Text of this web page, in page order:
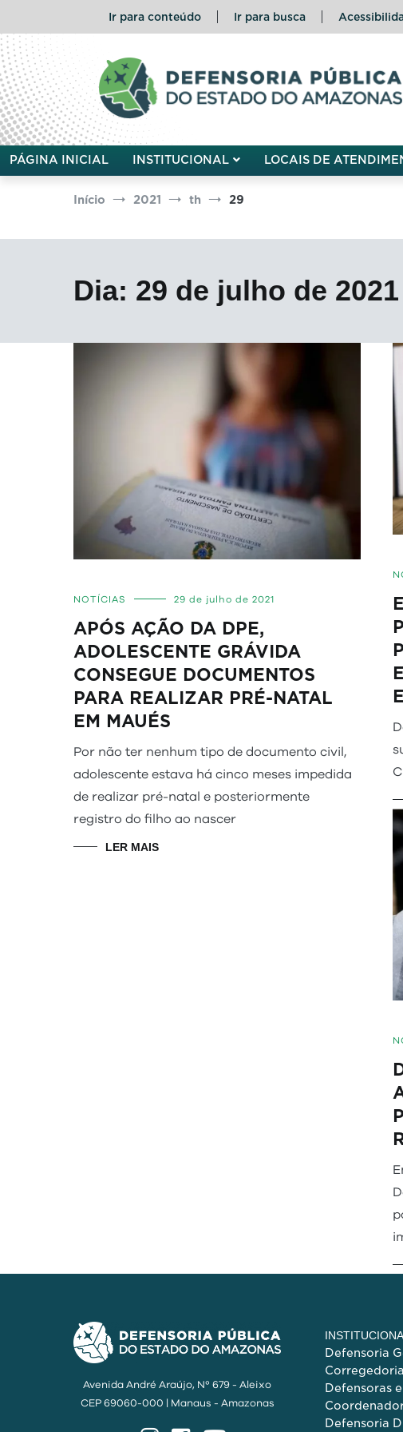
o
conteúdo
Ir para conteúdo Ir para busca
Defensoria Pública do Estado do
PÁGINA INICIAL INSTITUCIONAL LOCAIS DE
Início 2021 th 29
Dia: 29 de julho de 2021
NOTÍCIAS 29 de julho de 2021
APÓS AÇÃO DA DPE,
ADOLESCENTE GRÁVIDA
CONSEGUE DOCUMENTOS
PARA REALIZAR PRÉ-NATAL
EM MAUÉS
Por não ter nenhum tipo de documento civil,
adolescente estava há cinco meses impedida
de realizar pré-natal e posteriormente
registro do filho ao nascer
LER MAIS
Avenida André Araújo, Nº 679 - Aleixo
CEP 69060-000 | Manaus - Amazonas
InstagramFacebook
Defensoria
Corregedoria
Defensoras
Defensoria